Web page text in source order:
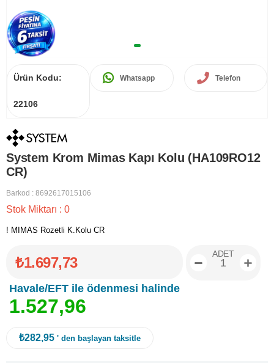
Ürün Kodu:
22106
Whatsapp Telefon
System Krom Mimas Kapı Kolu (HA109RO12
CR)
Barkod : 8692617015106
Stok Miktarı : 0
! MIMAS Rozetli K.Kolu CR
₺1.697,73
Havale/EFT ile ödenmesi halinde
1.527,96
ADET
₺282,95 ' den başlayan taksitle